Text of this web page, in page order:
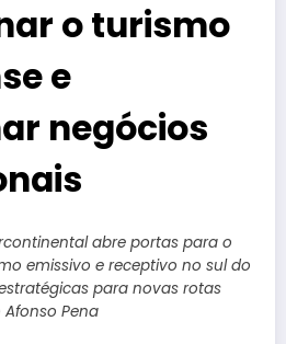
o turismo
e
negócios
abre portas para o
emissivo e receptivo no sul do
para novas rotas
Pena